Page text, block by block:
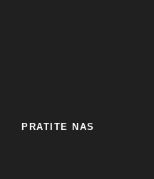
PRATITE NAS